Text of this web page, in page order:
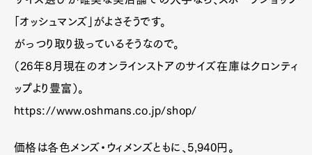
「オッシュマンズ」がよさそうです。
がっつり取り扱っているそうなので。
（26年8月現在のオンラインストアのサイズ在庫はクロンティ
ップより豊富）。
https://www.oshmans.co.jp/shop/
価格は各色メンズ・ウィメンズともに、5,940円。